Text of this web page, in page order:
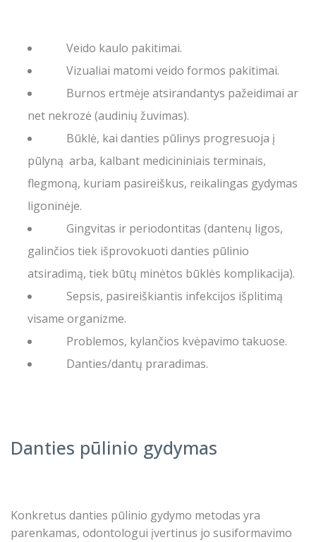
Veido kaulo pakitimai.
Vizualiai matomi veido formos pakitimai.
Burnos ertmėje atsirandantys pažeidimai ar
net nekrozė (audinių žuvimas).
Būklė, kai danties pūlinys progresuoja į
pūlyną arba, kalbant medicininiais terminais,
flegmoną, kuriam pasireiškus, reikalingas gydymas
ligoninėje.
Gingvitas ir periodontitas (dantenų ligos,
galinčios tiek išprovokuoti danties pūlinio
atsiradimą, tiek būtų minėtos būklės komplikacija).
Sepsis, pasireiškiantis infekcijos išplitimą
visame organizme.
Problemos, kylančios kvėpavimo takuose.
Danties/dantų praradimas.
Danties pūlinio gydymas
Konkretus danties pūlinio gydymo metodas yra
parenkamas, odontologui įvertinus jo susiformavimo